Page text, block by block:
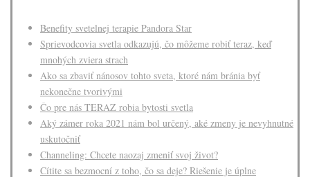
Benefity svetelnej terapie Pandora Star
Sprievodcovia svetla odkazujú, čo môžeme robiť teraz, keď
mnohých zviera strach
Ako sa zbaviť nánosov tohto sveta, ktoré nám bránia byť
nekonečne tvorivými
Čo pre nás TERAZ robia bytosti svetla
Aký zámer roka 2021 nám bol určený, aké zmeny je nevyhnutné
uskutočniť
Channeling: Chcete naozaj zmeniť svoj život?
Cítite sa bezmocní z toho, čo sa deje? Riešenie je úplne